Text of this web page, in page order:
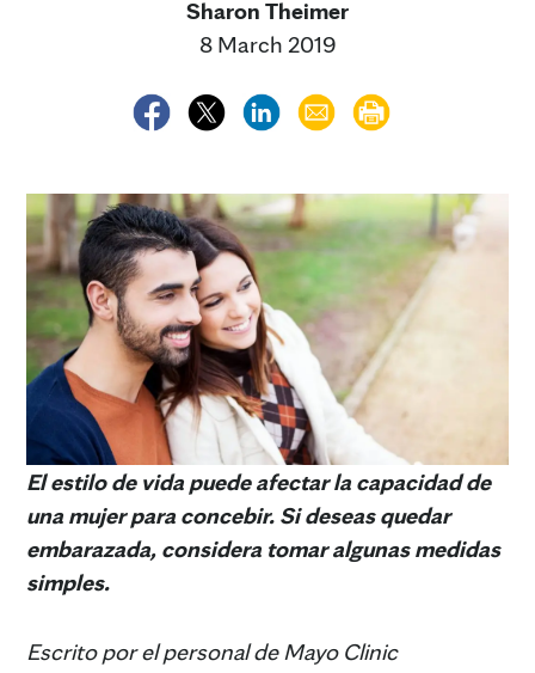
Sharon Theimer
8 March 2019
El estilo de vida puede afectar la capacidad de
una mujer para concebir. Si deseas quedar
embarazada, considera tomar algunas medidas
simples.
Escrito por el personal de Mayo Clinic